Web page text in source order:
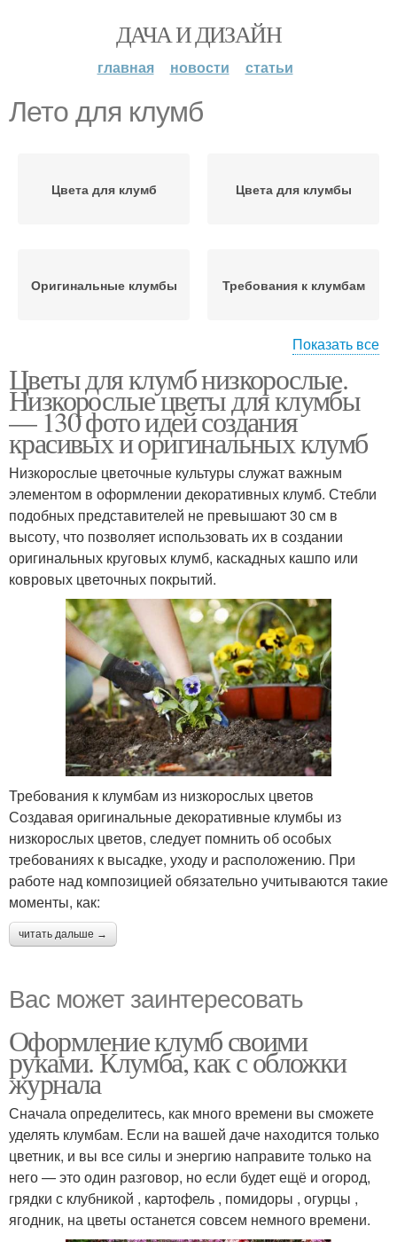
ДАЧА И ДИЗАЙН
главная новости статьи
Лето для клумб
Цвета для клумб Цвета для клумбы
Оригинальные клумбы Требования к клумбам
Гаммы на клумбе Однотонная клумба
Оригинальная клумба
Показать все
Цветы для клумб низкорослые.
Низкорослые цветы для клумбы
— 130 фото идей создания
красивых и оригинальных клумб
Низкорослые цветочные культуры служат важным
элементом в оформлении декоративных клумб. Стебли
подобных представителей не превышают 30 см в
высоту, что позволяет использовать их в создании
оригинальных круговых клумб, каскадных кашпо или
ковровых цветочных покрытий.
Требования к клумбам из низкорослых цветов
Создавая оригинальные декоративные клумбы из
низкорослых цветов, следует помнить об особых
требованиях к высадке, уходу и расположению. При
работе над композицией обязательно учитываются такие
моменты, как:
читать дальше →
Вас может заинтересовать
Оформление клумб своими
руками. Клумба, как с обложки
журнала
Сначала определитесь, как много времени вы сможете
уделять клумбам. Если на вашей даче находится только
цветник, и вы все силы и энергию направите только на
него — это один разговор, но если будет ещё и огород,
грядки с клубникой , картофель , помидоры , огурцы ,
ягодник, на цветы останется совсем немного времени.